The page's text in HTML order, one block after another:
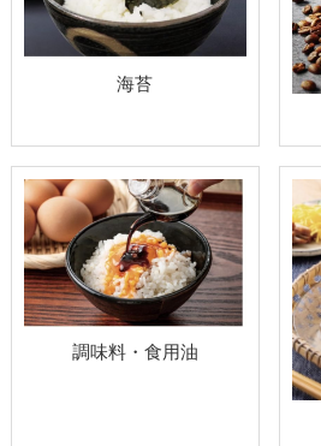
海苔
調味料・食用油